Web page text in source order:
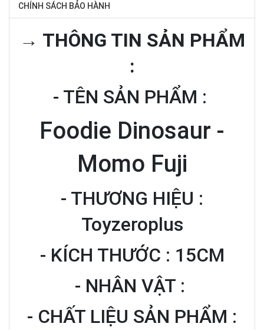
CHÍNH SÁCH BẢO HÀNH
→ THÔNG TIN SẢN PHẨM
:
- TÊN SẢN PHẨM :
Foodie Dinosaur -
Momo Fuji
- THƯƠNG HIỆU :
Toyzeroplus
- KÍCH THƯỚC : 15CM
- NHÂN VẬT :
- CHẤT LIỆU SẢN PHẨM :